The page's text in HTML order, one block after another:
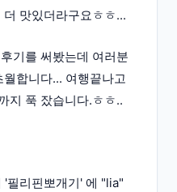
맛있더라구요ㅎㅎ...
기를 써봤는데 여러분
합니다... 여행끝나고
지 푹 잤습니다.ㅎㅎ..
'필리핀뽀개기' 에 "lia"